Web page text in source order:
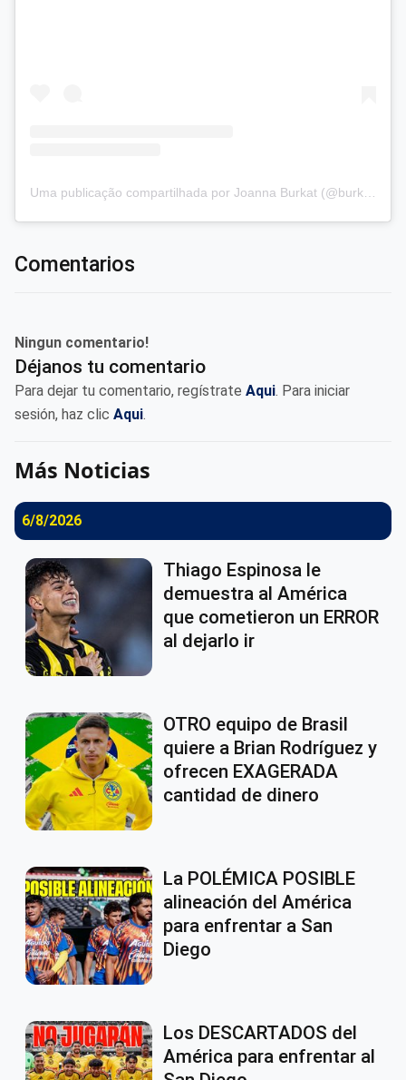
Comentarios
Ningun comentario!
Déjanos tu comentario
Para dejar tu comentario, regístrate Aqui. Para iniciar
sesión, haz clic Aqui.
Más Noticias
6/8/2026
Thiago Espinosa le
demuestra al América
que cometieron un ERROR
al dejarlo ir
OTRO equipo de Brasil
quiere a Brian Rodríguez y
ofrecen EXAGERADA
cantidad de dinero
La POLÉMICA POSIBLE
alineación del América
para enfrentar a San
Diego
Los DESCARTADOS del
América para enfrentar al